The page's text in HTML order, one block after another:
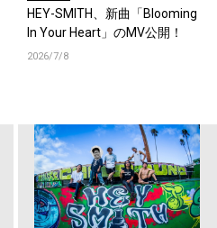
HEY-SMITH、新曲「Blooming
In Your Heart」のMV公開！
2026/7/8